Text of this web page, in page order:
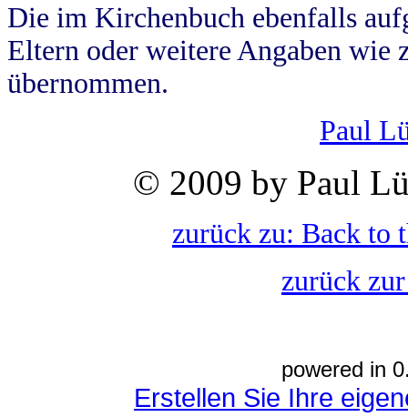
Die im Kirchenbuch ebenfalls
Eltern oder weitere Angaben wie
übernommen.
Paul
© 2009 by Paul
zurück zu: Back to
zurück
powered in
Erstellen Sie Ihre